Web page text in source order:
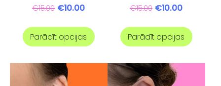
€15.00 €10.00
Parādīt opcijas
€15.00 €10.00
Parādīt opcijas